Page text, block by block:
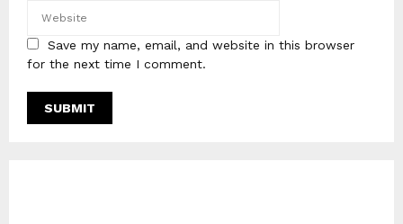
Save my name, email, and website in this browser
for the next time I comment.